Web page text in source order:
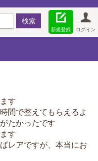
ログイン
新規登録
す
間で整えてもらえるよ
たかったです
す
レアですが、本当にお